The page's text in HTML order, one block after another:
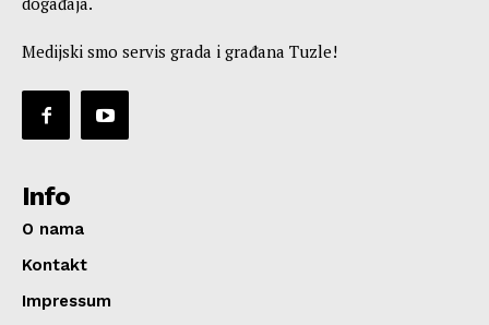
Medijski smo servis grada i građana Tuzle!
Info
O nama
Kontakt
Impressum